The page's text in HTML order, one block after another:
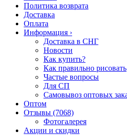
Политика возврата
Доставка
Оплата
Информация ›
Доставка в СНГ
Новости
Как купить?
Как правильно рисовать
Частые вопросы
Для СП
Самовывоз оптовых
Оптом
Отзывы (7068)
Фотогалерея
Акции и скидки